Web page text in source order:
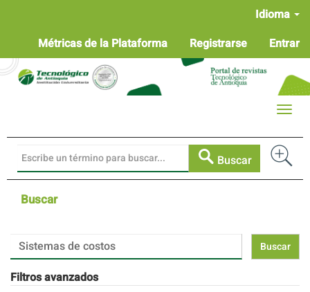
Contenido
principal
Barra
lateral
Idioma
Métricas de la Plataforma
Registrarse Entrar
Buscar
Toggle
Buscar
Buscar
artículos
por
Filtros avanzados